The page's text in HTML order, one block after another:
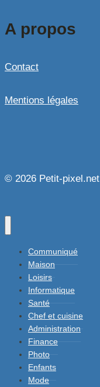
A propos
Contact
Mentions légales
© 2026 Petit-pixel.net
Communiqué
Maison
Loisirs
Informatique
Santé
Chef et cuisine
Administration
Finance
Photo
Enfants
Mode